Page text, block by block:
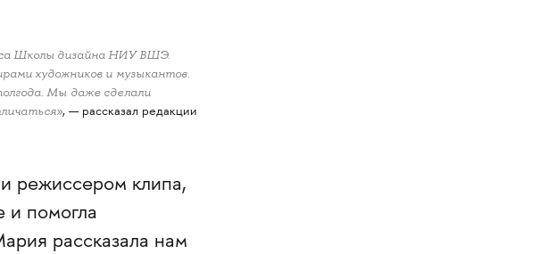
Школы дизайна НИУ ВШЭ.
художников и музыкантов.
Мы даже сделали
, — рассказал редакции
режиссером клипа,
и помогла
рассказала нам